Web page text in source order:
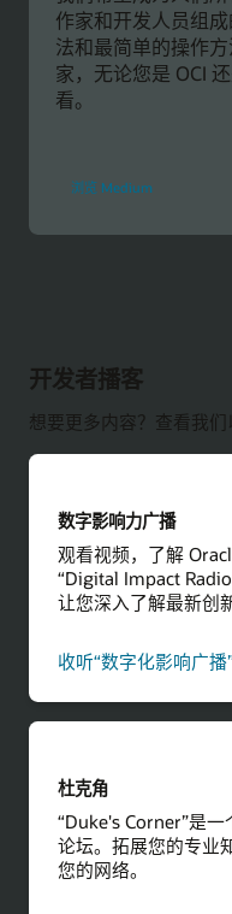
作家和开发人员组
法和最简单的操作
家，无论您是 OCI
看。
浏览 Medium
章
开发者播客
想要更多内容？查看我们
数字影响力广播
观看视频，了解
“Digital Impact
让您深入了解最新创新
收听“数字化影响广播
杜克角
“Duke's Corner”是
论坛。拓展您的专业
您的网络。